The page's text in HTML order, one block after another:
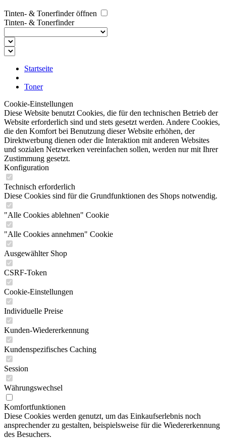
Tinten- & Tonerfinder öffnen
Tinten- & Tonerfinder
Startseite
Toner
Cookie-Einstellungen
Diese Website benutzt Cookies, die für den technischen Betrieb der
Website erforderlich sind und stets gesetzt werden. Andere Cookies,
die den Komfort bei Benutzung dieser Website erhöhen, der
Direktwerbung dienen oder die Interaktion mit anderen Websites
und sozialen Netzwerken vereinfachen sollen, werden nur mit Ihrer
Zustimmung gesetzt.
Konfiguration
Technisch erforderlich
Diese Cookies sind für die Grundfunktionen des Shops notwendig.
"Alle Cookies ablehnen" Cookie
"Alle Cookies annehmen" Cookie
Ausgewählter Shop
CSRF-Token
Cookie-Einstellungen
Individuelle Preise
Kunden-Wiedererkennung
Kundenspezifisches Caching
Session
Währungswechsel
Komfortfunktionen
Diese Cookies werden genutzt, um das Einkaufserlebnis noch
ansprechender zu gestalten, beispielsweise für die Wiedererkennung
des Besuchers.